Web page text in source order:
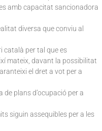
amb capacitat sancionadora
diversa que conviu al
català per tal que es
mateix, davant la possibilitat
el dret a vot per a
plans d’ocupació per a
siguin assequibles per a les